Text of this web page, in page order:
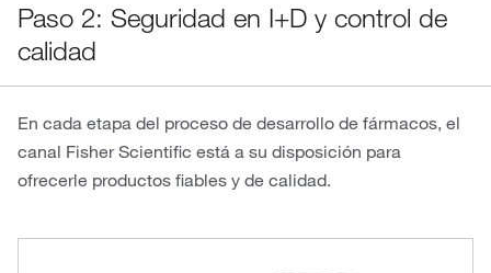
Paso 2: Seguridad en I+D y control de
calidad
En cada etapa del proceso de desarrollo de fármacos, el
canal Fisher Scientific está a su disposición para
ofrecerle productos fiables y de calidad.